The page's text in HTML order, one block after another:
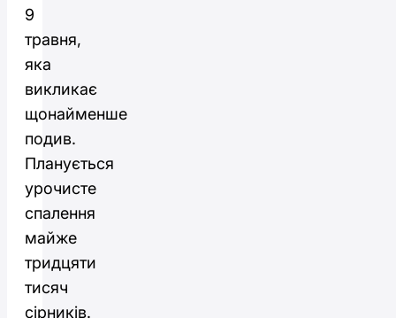
9
травня,
яка
викликає
щонайменше
подив.
Планується
урочисте
спалення
майже
тридцяти
тисяч
сірників.